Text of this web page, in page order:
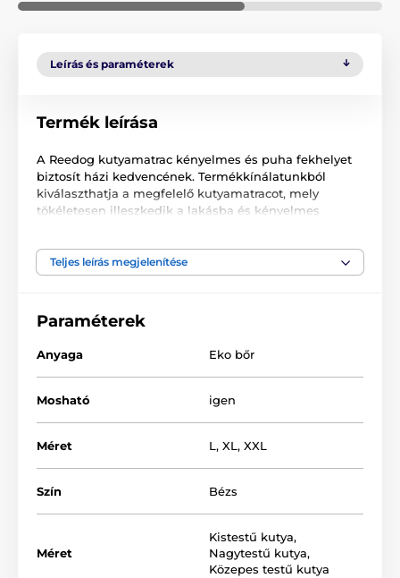
Leírás és paraméterek
Termék leírása
A Reedog kutyamatrac kényelmes és puha fekhelyet
biztosít házi kedvencének. Termékkínálatunkból
kiválaszthatja a megfelelő kutyamatracot, mely
tökéletesen illeszkedik a lakásba és kényelmes
matrac úgynevezett "kifekvését". A levehető
párnahuzatnak köszönhetően könnyedén tisztítható.
A megfelelő méretű matrac kiválasztásában a
Teljes leírás megjelenítése
Paraméterek
Anyaga Eko bőr
Mosható igen
Méret L, XL, XXL
Szín Bézs
Méret
Kistestű kutya,
Nagytestű kutya,
Közepes testű kutya